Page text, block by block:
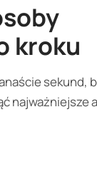
kroku
sekund,